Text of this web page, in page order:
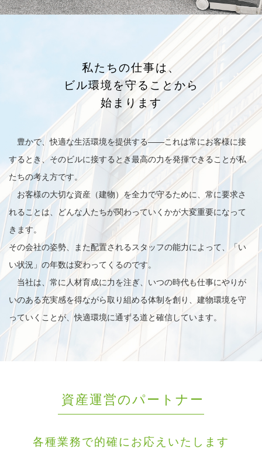
私たちの仕事は、
ビル環境を守ることから
始まります
豊かで、快適な生活環境を提供する——これは常にお客様に接
するとき、そのビルに接するとき最高の力を発揮できることが私
たちの考え方です。
お客様の大切な資産（建物）を全力で守るために、常に要求さ
れることは、どんな人たちが関わっていくかが大変重要になって
きます。
その会社の姿勢、また配置されるスタッフの能力によって、「い
い状況」の年数は変わってくるのです。
当社は、常に人材育成に力を注ぎ、いつの時代も仕事にやりが
いのある充実感を得ながら取り組める体制を創り、建物環境を守
っていくことが、快適環境に通ずる道と確信しています。
資産運営のパートナー
各種業務で的確にお応えいたします